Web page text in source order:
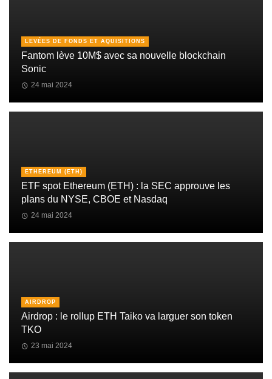
LEVÉES DE FONDS ET AQUISITIONS
Fantom lève 10M$ avec sa nouvelle blockchain
Sonic
24 mai 2024
ETHEREUM (ETH)
ETF spot Ethereum (ETH) : la SEC approuve les
plans du NYSE, CBOE et Nasdaq
24 mai 2024
AIRDROP
Airdrop : le rollup ETH Taiko va larguer son token
TKO
23 mai 2024